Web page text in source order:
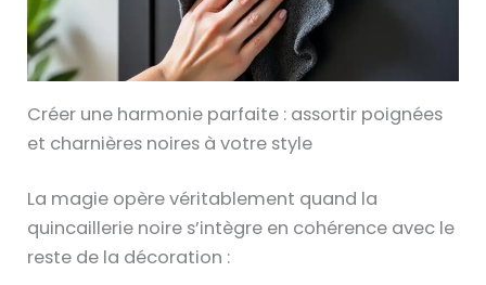
Créer une harmonie parfaite : assortir poignées
et charnières noires à votre style
La magie opère véritablement quand la
quincaillerie noire s’intègre en cohérence avec le
reste de la décoration :